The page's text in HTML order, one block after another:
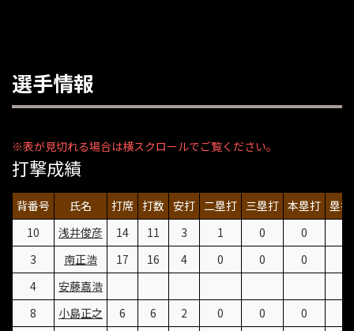
選手情報
打撃成績
背番号 氏名 打席 打数 安打 二塁打 三塁打 本塁打 塁
10
浅井俊彦 14 11 3 1 0 0
3
南正浩 17 16 4 0 0 0
4
安藤嘉浩
8
小島正之 6 6 2 0 0 0